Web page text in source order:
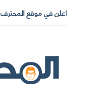
اعلن في موقع المحترف